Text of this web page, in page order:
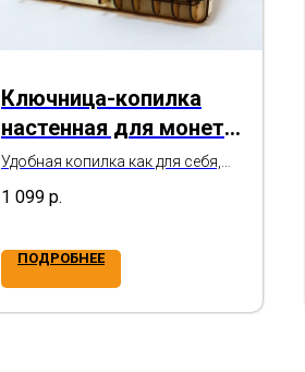
Ключница-копилка
настенная для монет
"Правила дома. Наш
дом"
Удобная копилка как для себя,
новоселье, окончание ремонта,
1 099 р.
ПОДРОБНЕЕ